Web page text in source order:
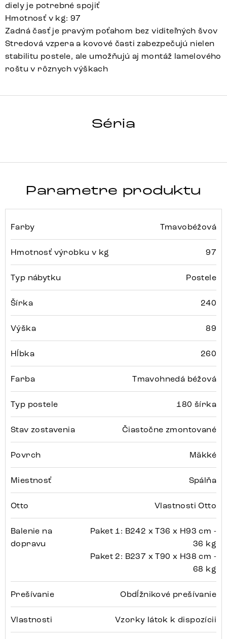
diely je potrebné spojiť
Hmotnosť v kg: 97
Zadná časť je pravým poťahom bez viditeľných švov
Stredová vzpera a kovové časti zabezpečujú nielen
stabilitu postele, ale umožňujú aj montáž lamelového
roštu v rôznych výškach
Séria
Parametre produktu
Farby Tmavobéžová
Hmotnosť výrobku v kg 97
Typ nábytku Postele
Šírka 240
Výška 89
Hĺbka 260
Farba Tmavohnedá béžová
Typ postele 180 šírka
Stav zostavenia Čiastočne zmontované
Povrch Mäkké
Miestnosť Spálňa
Otto Vlastnosti Otto
Balenie na
dopravu
Paket 1: B242 x T36 x H93 cm -
36 kg
Paket 2: B237 x T90 x H38 cm -
68 kg
Prešívanie Obdĺžnikové prešívanie
Vlastnosti Vzorky látok k dispozícii